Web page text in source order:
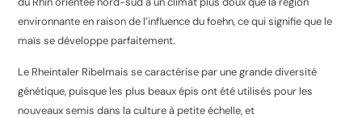
environnante en raison de l’influence dufoehn, ce qui signifie que le
maïs se développe parfaitement.
Le Rheintaler Ribelmais se caractérise par une grande diversité
génétique, puisque les plus beauxépis ont été utilisés pour les
nouveaux semis dans la culture à petite échelle, et